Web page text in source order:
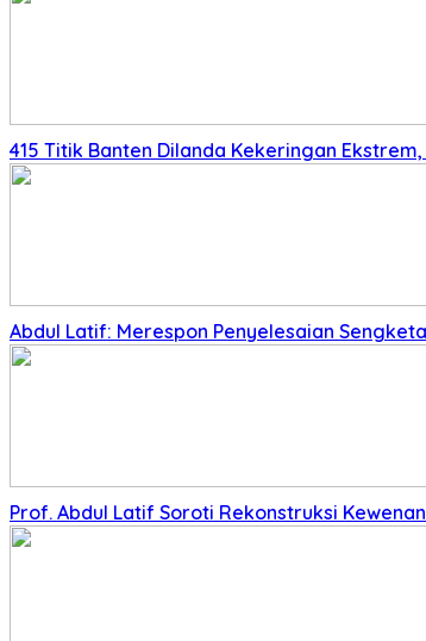
415 Titik Banten Dilanda Kekeringan
Abdul Latif: Merespon Penyelesaian
Prof. Abdul Latif Soroti Rekonstruksi